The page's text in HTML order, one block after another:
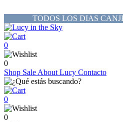
TODOS LOS DIAS
0
0
Shop Sale About Lucy Contacto
0
0